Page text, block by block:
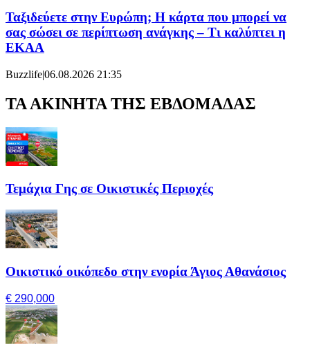
Ταξιδεύετε στην Ευρώπη; Η κάρτα που μπορεί να
σας σώσει σε περίπτωση ανάγκης – Τι καλύπτει η
ΕΚΑΑ
Buzzlife|06.08.2026 21:35
ΤΑ ΑΚΙΝΗΤΑ ΤΗΣ ΕΒΔΟΜΑΔΑΣ
Τεμάχια Γης σε Οικιστικές Περιοχές
Οικιστικό οικόπεδο στην ενορία Άγιος Αθανάσιος
€ 290,000